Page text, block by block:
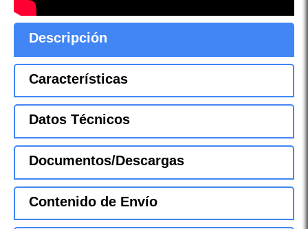
Descripción
Características
Datos Técnicos
Documentos/Descargas
Contenido de Envío